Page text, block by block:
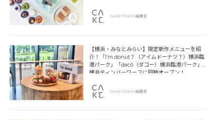
CAKE.TOKYO編集部
【横浜・みなとみらい】限定新作メニューを紹
介！「I’m donut？（アイムドーナツ？）横浜臨
港パーク」「dacō（ダコー）横浜臨港パーク」
横浜ティンバーワーフに同時オープン！
CAKE.TOKYO編集部